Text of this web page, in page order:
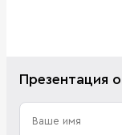
Презентация